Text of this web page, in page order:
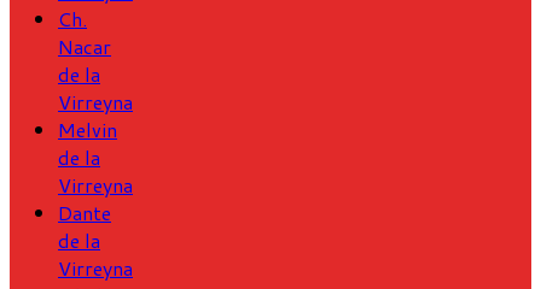
Ch.
Nacar
de la
Virreyna
Melvin
de la
Virreyna
Dante
de la
Virreyna